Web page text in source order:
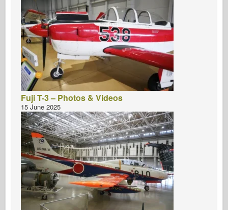
Fuji T-3 – Photos & Videos
15 June 2025